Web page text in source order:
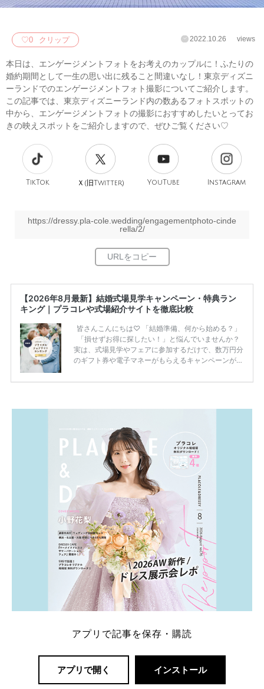
♡0 クリップ 2022.10.26 views
本日は、エンゲージメントフォトをお考えのカップルに！ふたりの
婚約期間として一生の思い出に残ること間違いなし！東京ディズニ
ーランドでのエンゲージメントフォト撮影についてご紹介します。
この記事では、東京ディズニーランド内の数あるフォトスポットの
中から、エンゲージメントフォトの撮影におすすめしたいとってお
きの映えスポットをご紹介しますので、ぜひご覧ください♡
TikTok Ｘ(旧Twitter) YouTube Instagram
https://dressy.pla-cole.wedding/engagementphoto-cinde
rella/2/
【2026年8月最新】結婚式場見学キャンペーン・特典ラン
キング｜プラコレや式場紹介サイトを徹底比較
皆さんこんにちは♡ 「結婚準備、何から始める？」
「損せずお得に探したい！」と悩んでいませんか？
実は、式場見学やフェアに参加するだけで、数万円分
のギフト券や電子マネーがもらえるキャンペーンがあ
ため、比較せずに選ぶと損をしてしまうことも……。
一番お得？」「プラコレの特典は？」といった疑問も
解決します。 まずは診断で候補を絞れる「ウェディ
ング診断」か、体験型 […]続きを読む
アプリで記事を保存・購読
アプリで開く インストール